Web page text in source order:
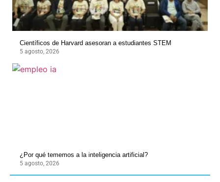
Científicos de Harvard asesoran a estudiantes STEM
5 agosto, 2026
¿Por qué tememos a la inteligencia artificial?
5 agosto, 2026